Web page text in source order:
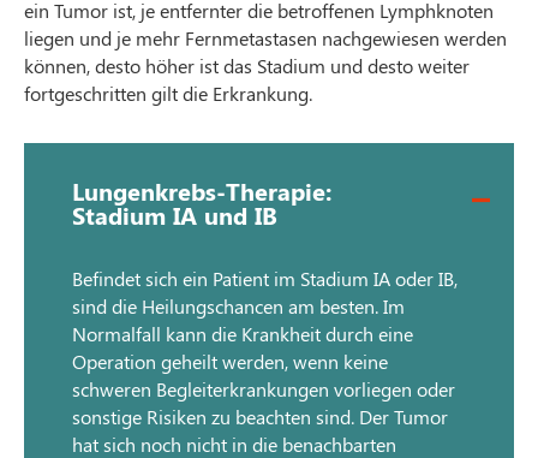
ein Tumor ist, je entfernter die betroffenen Lymphknoten
liegen und je mehr Fernmetastasen nachgewiesen werden
können, desto höher ist das Stadium und desto weiter
fortgeschritten gilt die Erkrankung.
Lungenkrebs-Therapie:
Stadium IA und IB
Befindet sich ein Patient im Stadium IA oder IB,
sind die Heilungschancen am besten. Im
Normalfall kann die Krankheit durch eine
Operation geheilt werden, wenn keine
schweren Begleiterkrankungen vorliegen oder
sonstige Risiken zu beachten sind. Der Tumor
hat sich noch nicht in die benachbarten